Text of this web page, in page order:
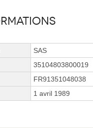
SAS
35104803800019
FR91351048038
1 avril 1989